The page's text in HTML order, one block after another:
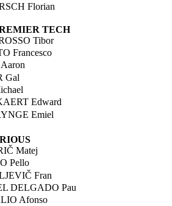
Florian
TECH
Tibor
Francesco
Gal
Edward
Emiel
Matej
Pello
Fran
DELGADO Pau
Afonso